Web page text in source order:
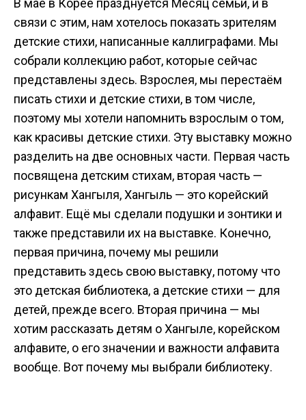
В мае в Корее празднуется Месяц семьи, и в
связи с этим, нам хотелось показать зрителям
детские стихи, написанные каллиграфами. Мы
собрали коллекцию работ, которые сейчас
представлены здесь. Взрослея, мы перестаём
писать стихи и детские стихи, в том числе,
поэтому мы хотели напомнить взрослым о том,
как красивы детские стихи. Эту выставку можно
разделить на две основных части. Первая часть
посвящена детским стихам, вторая часть —
рисункам Хангыля, Хангыль — это корейский
алфавит. Ещё мы сделали подушки и зонтики и
также представили их на выставке. Конечно,
первая причина, почему мы решили
представить здесь свою выставку, потому что
это детская библиотека, а детские стихи — для
детей, прежде всего. Вторая причина — мы
хотим рассказать детям о Хангыле, корейском
алфавите, о его значении и важности алфавита
вообще. Вот почему мы выбрали библиотеку.